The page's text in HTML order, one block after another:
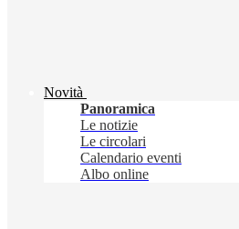
Novità
Panoramica
Le notizie
Le circolari
Calendario eventi
Albo online